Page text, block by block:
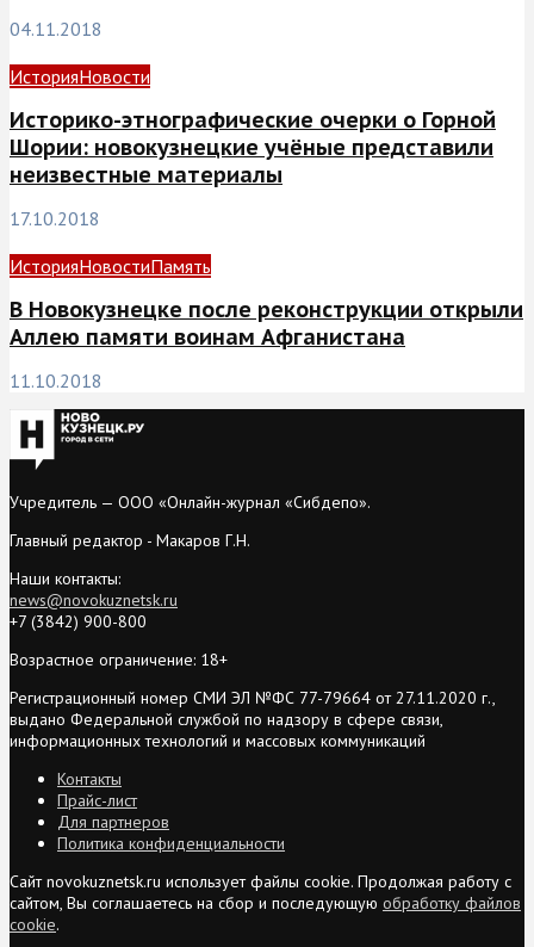
04.11.2018
ИсторияНовости
Историко-этнографические очерки о Горной
Шории: новокузнецкие учёные представили
неизвестные материалы
17.10.2018
ИсторияНовостиПамять
В Новокузнецке после реконструкции открыли
Аллею памяти воинам Афганистана
11.10.2018
Учредитель — ООО «Онлайн-журнал «Сибдепо».
Главный редактор - Макаров Г.Н.
Наши контакты:
news@novokuznetsk.ru
+7 (3842) 900-800
Возрастное ограничение: 18+
Регистрационный номер СМИ ЭЛ №ФС 77-79664 от 27.11.2020 г.,
выдано Федеральной службой по надзору в сфере связи,
информационных технологий и массовых коммуникаций
Контакты
Прайс-лист
Для партнеров
Политика конфиденциальности
Сайт novokuznetsk.ru использует файлы cookie. Продолжая работу с
сайтом, Вы соглашаетесь на сбор и последующую обработку файлов
cookie.